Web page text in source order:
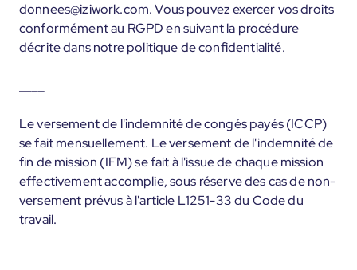
donnees@iziwork.com. Vous pouvez exercer vos droits
conformément au RGPD en suivant la procédure
décrite dans notre politique de confidentialité.
Le versement de l'indemnité de congés payés (ICCP)
se fait mensuellement. Le versement de l'indemnité de
fin de mission (IFM) se fait à l'issue de chaque mission
effectivement accomplie, sous réserve des cas de non-
versement prévus à l'article L1251-33 du Code du
travail.